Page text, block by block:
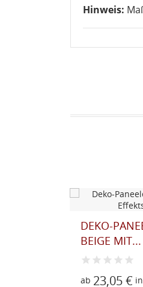
Hinweis:
DEKO-
BEIGE MIT...
ab 23,05 €